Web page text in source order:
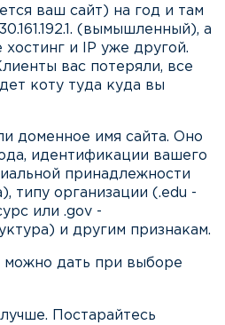
ваш сайт) на год и там
(вымышленный), а
и IP уже другой.
вас потеряли, все
коту туда куда вы
доменное имя сайта. Оно
идентификации вашего
принадлежности
типу организации (.edu -
или .gov -
и другим признакам.
можно дать при выборе
Постарайтесь